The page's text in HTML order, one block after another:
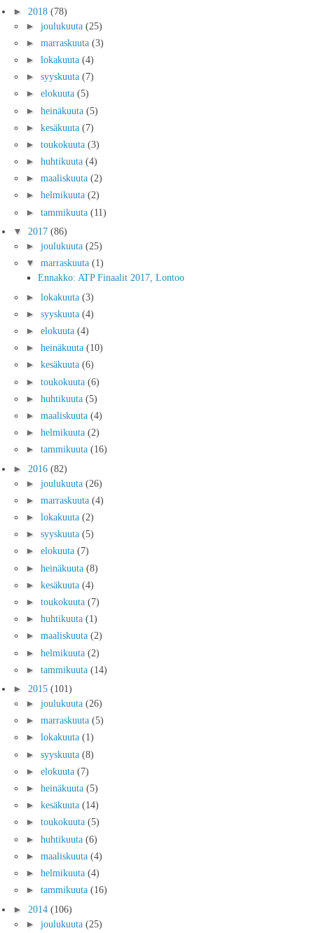
► 2018 (78)
► joulukuuta (25)
► marraskuuta (3)
► lokakuuta (4)
► syyskuuta (7)
► elokuuta (5)
► heinäkuuta (5)
► kesäkuuta (7)
► toukokuuta (3)
► huhtikuuta (4)
► maaliskuuta (2)
► helmikuuta (2)
► tammikuuta (11)
▼ 2017 (86)
► joulukuuta (25)
▼ marraskuuta (1)
Ennakko: ATP Finaalit 2017, Lontoo
► lokakuuta (3)
► syyskuuta (4)
► elokuuta (4)
► heinäkuuta (10)
► kesäkuuta (6)
► toukokuuta (6)
► huhtikuuta (5)
► maaliskuuta (4)
► helmikuuta (2)
► tammikuuta (16)
► 2016 (82)
► joulukuuta (26)
► marraskuuta (4)
► lokakuuta (2)
► syyskuuta (5)
► elokuuta (7)
► heinäkuuta (8)
► kesäkuuta (4)
► toukokuuta (7)
► huhtikuuta (1)
► maaliskuuta (2)
► helmikuuta (2)
► tammikuuta (14)
► 2015 (101)
► joulukuuta (26)
► marraskuuta (5)
► lokakuuta (1)
► syyskuuta (8)
► elokuuta (7)
► heinäkuuta (5)
► kesäkuuta (14)
► toukokuuta (5)
► huhtikuuta (6)
► maaliskuuta (4)
► helmikuuta (4)
► tammikuuta (16)
► 2014 (106)
► joulukuuta (25)